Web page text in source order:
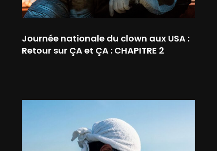
Journée nationale du clown aux USA :
Retour sur ÇA et ÇA : CHAPITRE 2